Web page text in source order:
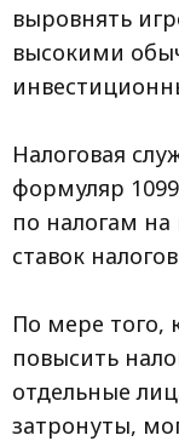
выровнять
высокими
Налоговая
формуляр
по налогам
ставок налогов
По мере того,
повысить
отдельные
затронуты,